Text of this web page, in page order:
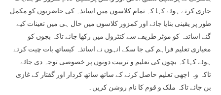
جاری کرتے ہوئے کہا کہ تمام کلاسوں میں اساتذہ کی حاضریوں کو مکمل
طور پر یقینی بنایا جائے اور کمزور کلاسوں میں حال ہی میں تعینات کیے
گئے اساتذہ کو موثر طریقے سے کنٹرول میں رکھا جائے تاکہ بچوں کو
معیاری تعلیم فراہم کی جا سکے انہوں نے اساتذہ کیساتھ بات چیت کرتے
ہوئے کہا کہ بچوں کی تعلیم و تربیت دونوں پر خصوصی توجہ دی جائے
تاکہ وہ اچھی تعلیم حاصل کرنے کے ساتھ ساتھ کردار اور گفتار کے غازی
بن جائے تاکہ ملک و قوم کا نام روشن کریں۔